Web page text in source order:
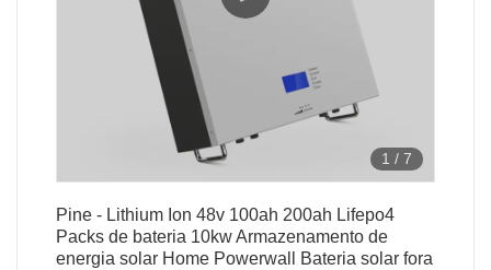
1 / 7
Pine - Lithium Ion 48v 100ah 200ah Lifepo4
Packs de bateria 10kw Armazenamento de
energia solar Home Powerwall Bateria solar fora